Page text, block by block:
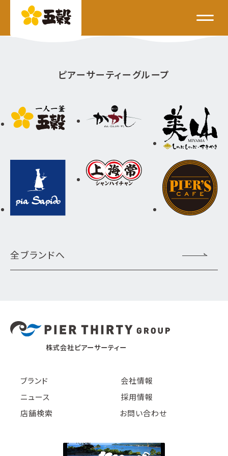
ピアーサーティーグループ
全ブランドへ
株式会社ピアーサーティー
ブランド
会社情報
ニュース
採用情報
店舗検索
お問い合わせ